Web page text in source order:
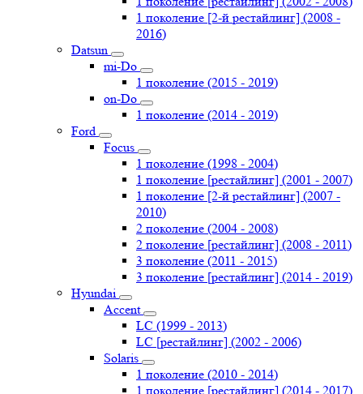
1 поколение [2-й рестайлинг] (2008 -
2016)
Datsun
mi-Do
1 поколение (2015 - 2019)
on-Do
1 поколение (2014 - 2019)
Ford
Focus
1 поколение (1998 - 2004)
1 поколение [рестайлинг] (2001 - 2007)
1 поколение [2-й рестайлинг] (2007 -
2010)
2 поколение (2004 - 2008)
2 поколение [рестайлинг] (2008 - 2011)
3 поколение (2011 - 2015)
3 поколение [рестайлинг] (2014 - 2019)
Hyundai
Accent
LC (1999 - 2013)
LC [рестайлинг] (2002 - 2006)
Solaris
1 поколение (2010 - 2014)
1 поколение [рестайлинг] (2014 - 2017)